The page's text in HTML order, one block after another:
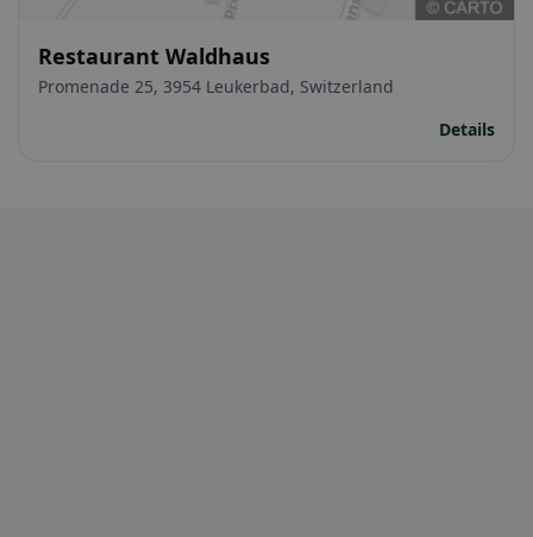
Restaurant Waldhaus
Promenade 25, 3954 Leukerbad, Switzerland
Details